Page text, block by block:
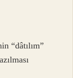
“dâtılım”